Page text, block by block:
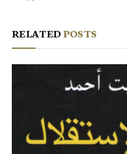
RELATEDPOSTS